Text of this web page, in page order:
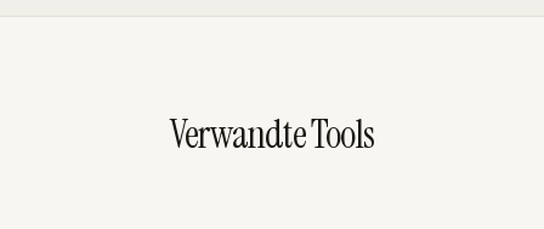
Verwandte Tools